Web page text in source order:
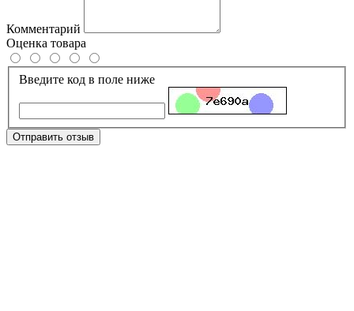
Комментарий
Оценка товара
Введите код в поле ниже
Отправить отзыв